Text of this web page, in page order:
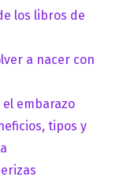
los libros de
a nacer con
embarazo
tipos y